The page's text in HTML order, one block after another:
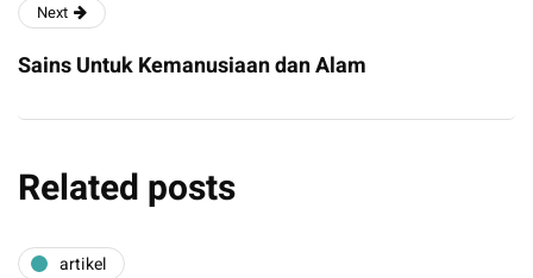
Next
Sains Untuk Kemanusiaan dan Alam
Related posts
artikel